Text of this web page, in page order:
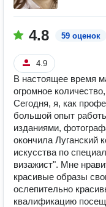
4.8 59 оценок
4.9
В настоящее время
огромное
Сегодня, я, как
большой опыт
изданиями,
окончила Луганский
искусства по
визажист". Мне
красивые образы
ослепительно
квалификацию